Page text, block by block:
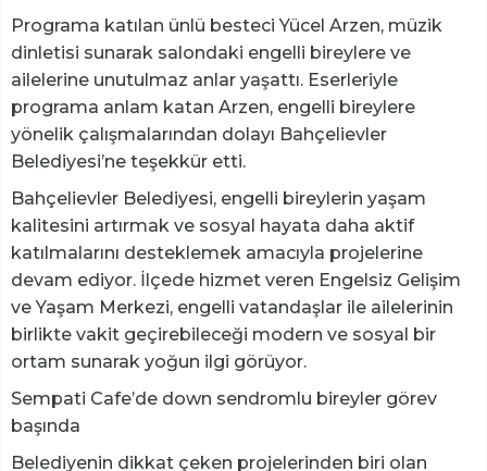
Programa katılan ünlü besteci Yücel Arzen, müzik
dinletisi sunarak salondaki engelli bireylere ve
ailelerine unutulmaz anlar yaşattı. Eserleriyle
programa anlam katan Arzen, engelli bireylere
yönelik çalışmalarından dolayı Bahçelievler
Belediyesi’ne teşekkür etti.
Bahçelievler Belediyesi, engelli bireylerin yaşam
kalitesini artırmak ve sosyal hayata daha aktif
katılmalarını desteklemek amacıyla projelerine
devam ediyor. İlçede hizmet veren Engelsiz Gelişim
ve Yaşam Merkezi, engelli vatandaşlar ile ailelerinin
birlikte vakit geçirebileceği modern ve sosyal bir
ortam sunarak yoğun ilgi görüyor.
Sempati Cafe’de down sendromlu bireyler görev
başında
Belediyenin dikkat çeken projelerinden biri olan